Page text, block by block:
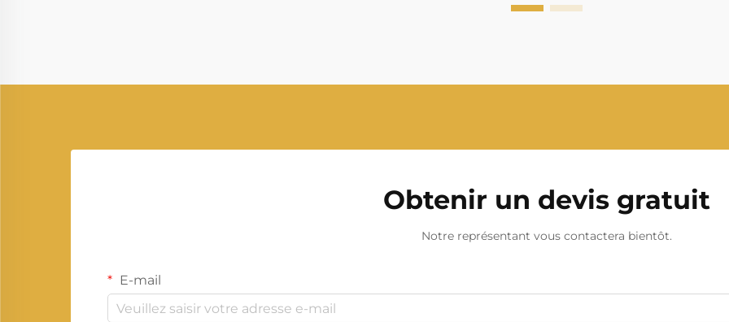
Obtenir un devis gratuit
Notre représentant vous contactera bientôt.
E-mail